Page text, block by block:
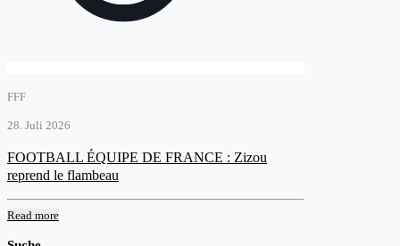
FFF
28. Juli 2026
FOOTBALL ÉQUIPE DE FRANCE : Zizou
reprend le flambeau
Read more